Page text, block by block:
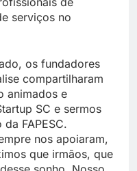
serviços no
os fundadores
compartilharam
animados e
SC e sermos
FAPESC.
nos apoiaram,
que irmãos, que